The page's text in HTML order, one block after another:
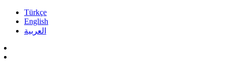
Türkçe
English
العربية